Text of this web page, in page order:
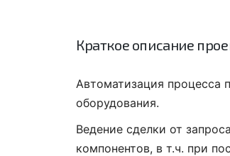
Краткое описание
Автоматизация процесса
оборудования.
Ведение сделки от
компонентов, в т.ч. при